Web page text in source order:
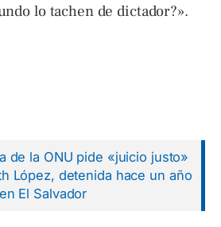
lo tachen de dictador?».
de la ONU pide «juicio justo»
López, detenida hace un año
en El Salvador